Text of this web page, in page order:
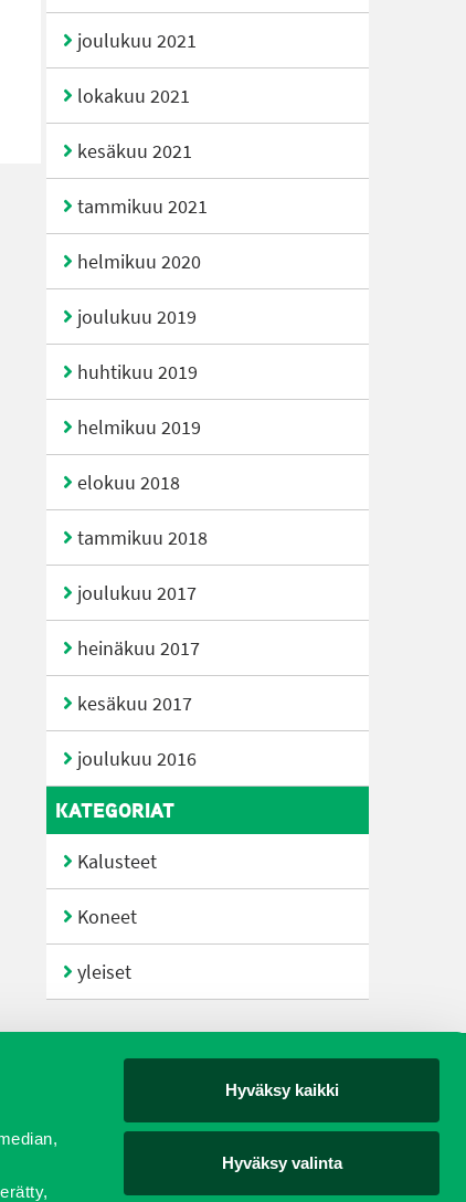
Hyväksy kaikki
Hyväksy valinta
joulukuu 2021
lokakuu 2021
kesäkuu 2021
tammikuu 2021
helmikuu 2020
joulukuu 2019
huhtikuu 2019
helmikuu 2019
elokuu 2018
tammikuu 2018
joulukuu 2017
heinäkuu 2017
kesäkuu 2017
joulukuu 2016
KATEGORIAT
Kalusteet
Koneet
yleiset